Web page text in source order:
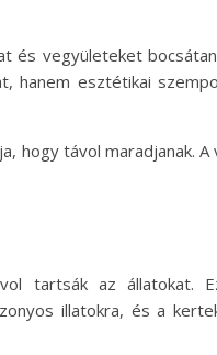
és vegyületeket
hanem esztétikai
hogy távol maradjanak.
tartsák az állatokat.
illatokra, és a